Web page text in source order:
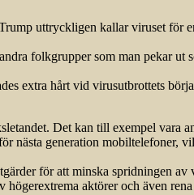
uttryckligen kallar viruset för
folkgrupper som man pekar
extra hårt vid virusutbrottets
Det kan till exempel vara
nästa generation mobiltelefoner,
för att minska spridningen
aktörer och även